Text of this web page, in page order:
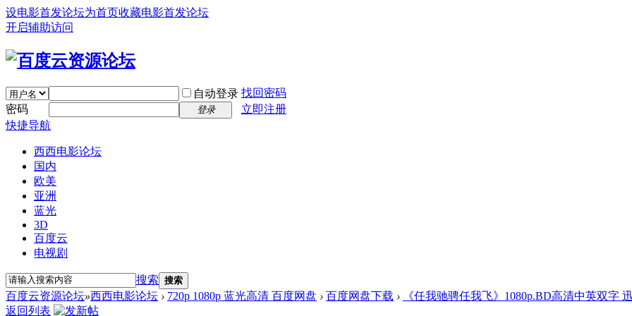
设电影首发论坛为首页收藏电影首发论坛
开启辅助访问
自动登录 找回密码
密码
登录
立即注册
快捷导航
西西电影论坛
国内
欧美
亚洲
蓝光
3D
百度云
电视剧
搜索 搜索
百度云资源论坛»西西电影论坛 › 720p 1080p 蓝光高清 百度网盘 › 百度网盘下载 ›
《任我驰骋任我飞》1080p.BD高清中英双字
返回列表